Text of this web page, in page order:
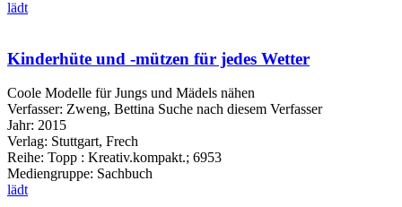
lädt
Kinderhüte und -mützen für jedes Wetter
Coole Modelle für Jungs und Mädels nähen
Verfasser: Zweng, Bettina Suche nach diesem Verfasser
Jahr: 2015
Verlag: Stuttgart, Frech
Reihe: Topp : Kreativ.kompakt.; 6953
Mediengruppe: Sachbuch
lädt